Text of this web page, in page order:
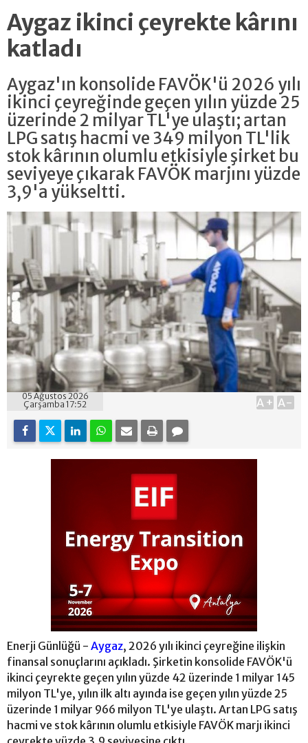
Aygaz ikinci çeyrekte kârını
katladı
Aygaz'ın konsolide FAVÖK'ü 2026 yılı
ikinci çeyreğinde geçen yılın yüzde 25
üzerinde 2 milyar TL'ye ulaştı; artan
LPG satış hacmi ve 349 milyon TL'lik
stok kârının olumlu etkisiyle şirket bu
seviyeye çıkarak FAVÖK marjını yüzde
3,9'a yükseltti.
05 Ağustos 2026
Çarşamba 17:52
A+ A-
Enerji Günlüğü - Aygaz, 2026 yılı ikinci çeyreğine ilişkin
finansal sonuçlarını açıkladı. Şirketin konsolide FAVÖK'ü
ikinci çeyrekte geçen yılın yüzde 42 üzerinde 1 milyar 145
milyon TL'ye, yılın ilk altı ayında ise geçen yılın yüzde 25
üzerinde 1 milyar 966 milyon TL'ye ulaştı. Artan LPG satış
hacmi ve stok kârının olumlu etkisiyle FAVÖK marjı ikinci